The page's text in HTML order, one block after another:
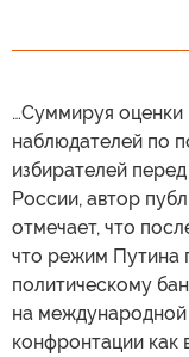
…Суммируя
наблюдателей по
избирателей
России, автор
отмечает, что
что режим Путина
политическому
на международной
конфронтации как